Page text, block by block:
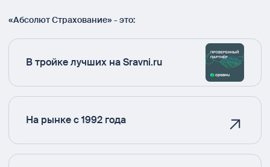
«Абсолют Страхование» - это:
В тройке лучших на Sravni.ru
На рынке с 1992 года